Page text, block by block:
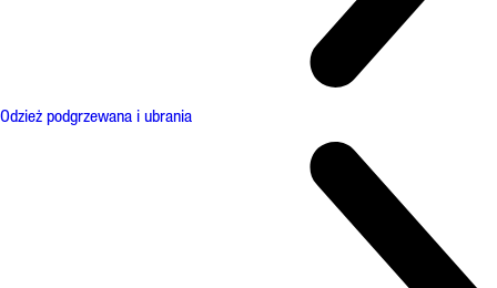
Odzież podgrzewana i ubrania